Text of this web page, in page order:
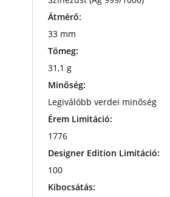
Átmérő:
33 mm
Tömeg:
31,1 g
Minőség:
Legiválóbb verdei minőség
Érem Limitáció:
1776
Designer Edition Limitáció:
100
Kibocsátás: